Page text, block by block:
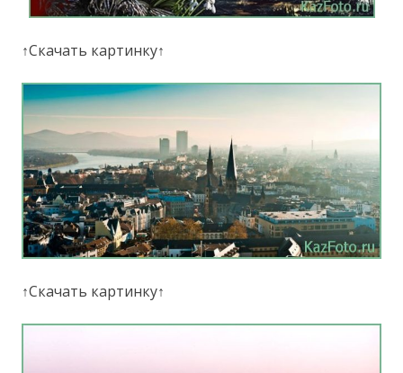
↑Скачать картинку↑
↑Скачать картинку↑